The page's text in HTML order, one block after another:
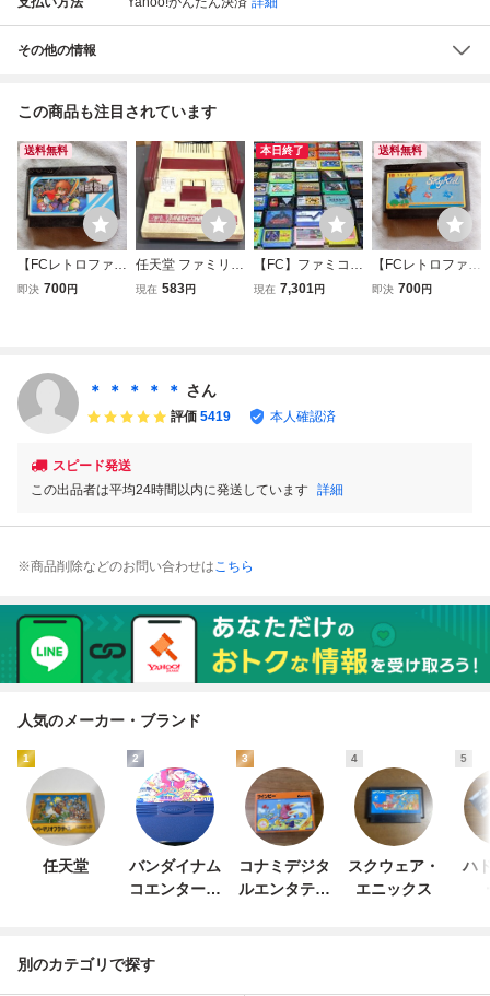
その他の情報
この商品も注目されています
送料無料
【FCレトロファミ
コンソフト】ナム
即決 700円
任天堂 ファミリー
コンピュータ 本体
現在 583円
本日終了
【FC】ファミコン
ソフト 50本 初
現在 7,301円
送料無料
【FCレトロファミ
コンソフト】ナム
即決 700円
＊ ＊ ＊ ＊ ＊ さん
評価 5419 本人確認済
スピード発送
この出品者は平均24時間以内に発送しています 詳細
※商品削除などのお問い合わせはこちら
人気のメーカー・ブランド
1
任天堂
2
バンダイナム
コエンターテ
3
コナミデジタ
ルエンタテイ
4
スクウェア・
エニックス
5
ハ
別のカテゴリで探す